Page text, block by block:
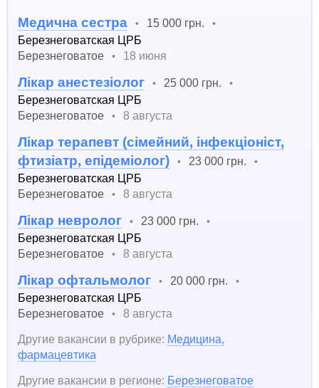
Медична сестра • 15 000 грн. •
Березнеговатская ЦРБ
Березнеговатое
• 18 июня
Лікар анестезіолог • 25 000 грн. •
Березнеговатская ЦРБ
Березнеговатое
• 8 августа
Лікар терапевт (сімейний, інфекціоніст,
фтизіатр, епідеміолог)
• 23 000 грн. •
Березнеговатская ЦРБ
Березнеговатое
• 8 августа
Лікар невролог • 23 000 грн. •
Березнеговатская ЦРБ
Березнеговатое
• 8 августа
Лікар офтальмолог • 20 000 грн. •
Березнеговатская ЦРБ
Березнеговатое
•
8 августа
Другие вакансии в рубрике: Медицина,
фармацевтика
Другие вакансии в регионе: Березнеговатое